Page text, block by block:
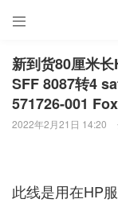

新到货80厘米
SFF 8087转4
571726-001
2022年2月21日 14:20
此线是用在HP